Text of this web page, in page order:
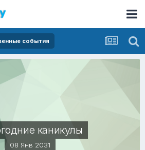
события
каникулы
08 Янв 2031